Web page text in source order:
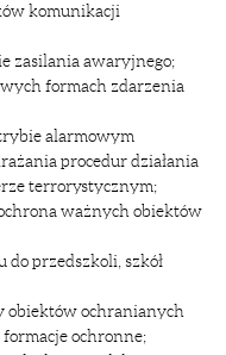
komunikacji
zasilania awaryjnego;
formach zdarzenia
alarmowym
procedur działania
terrorystycznym;
ważnych obiektów
przedszkoli, szkół
obiektów ochranianych
ochronne;